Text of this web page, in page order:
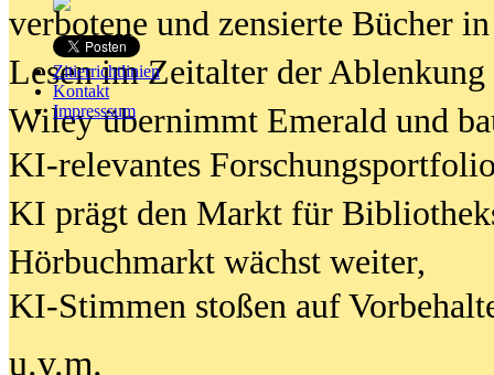
Zitierrichtlinien
Kontakt
Impresssum
verbotene und zensierte Bücher
Lesen im Zeitalter der Ablenkung
Wiley übernimmt Emerald und
KI-relevantes
KI prägt den Markt für
Hörbuchmarkt wächst weiter,
KI-Stimmen stoßen auf
u.v.m.